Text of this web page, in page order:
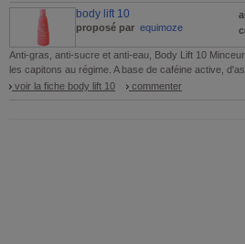
body lift 10
proposé par equimoze
Anti-gras, anti-sucre et anti-eau, Body Lift 10
les capitons au régime. A base de caféine active,
voir la fiche body lift 10
commenter